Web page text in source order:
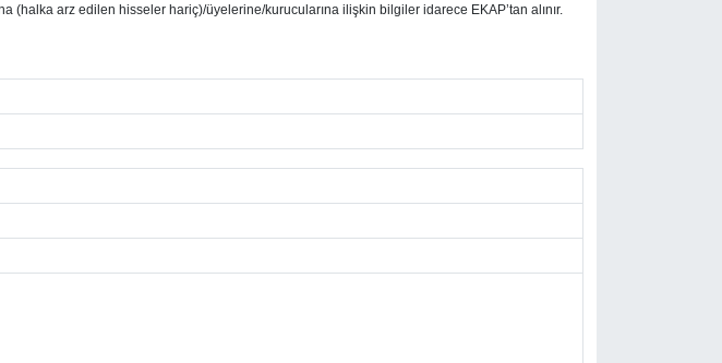
arz edilen hisseler hariç)/üyelerine/kurucularına ilişkin bilgiler idarece EKAP’tan alınır.